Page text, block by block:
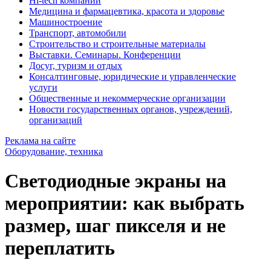
Медицина и фармацевтика, красота и здоровье
Машиностроение
Транспорт, автомобили
Строительство и строительные материалы
Выставки. Семинары. Конференции
Досуг, туризм и отдых
Консалтинговые, юридические и управленческие
услуги
Общественные и некоммерческие организации
Новости государственных органов, учреждений,
организаций
Реклама на сайте
Оборудование, техника
Светодиодные экраны на
мероприятии: как выбрать
размер, шаг пикселя и не
переплатить